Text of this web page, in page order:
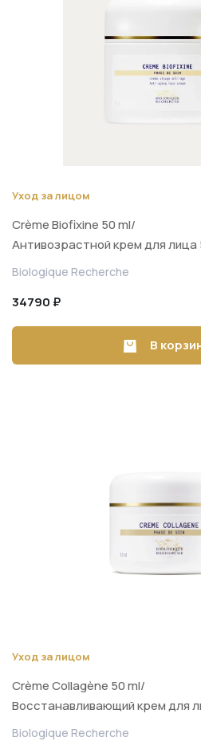
Уход за лицом
Crème Biofixine 50 ml/
Антивозрастной крем для лица
Biologique Recherche
34790 ₽
В
Уход за лицом
Crème Collagène 50 ml/
Восстанавливающий крем для
50 ml
Biologique Recherche